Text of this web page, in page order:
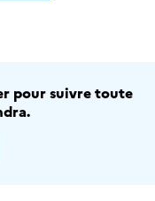
pour suivre toute